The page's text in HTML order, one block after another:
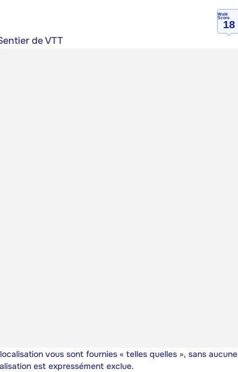
Walk
Score
18
de VTT
vous sont fournies « telles quelles », sans aucune
est expressément exclue.